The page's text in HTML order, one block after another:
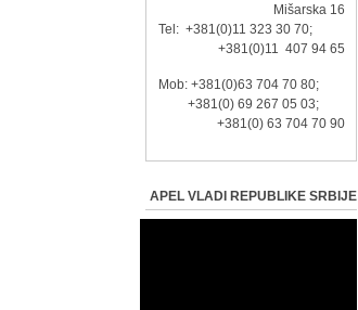
Mišarska 16
Tel: +381(0)11 323 30 70;
+381(0)11 407 94 65
Mob: +381(0)63 704 70 80;
+381(0) 69 267 05 03;
+381(0) 63 704 70 90
APEL VLADI REPUBLIKE SRBIJE